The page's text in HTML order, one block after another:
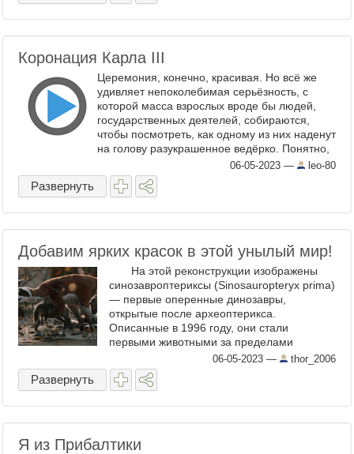
Коронация Карла III
Церемония, конечно, красивая. Но всё же
удивляет непоколебимая серьёзность, с
которой масса взрослых вроде бы людей,
государственных деятелей, собираются,
чтобы посмотреть, как одному из них наденут
на голову разукрашенное ведёрко. Понятно,
что здесь не только дань традиции, но и ...
06-05-2023 — leo-80
Развернуть
Добавим ярких красок в этой унылый мир!
На этой реконструкции изображены
синозавроптериксы (Sinosauropteryx prima)
— первые оперенные динозавры,
открытые после археоптерикса.
Описанные в 1996 году, они стали
первыми животными за пределами
эволюционной линии птиц, у которых было
найдено ...
06-05-2023 — thor_2006
Развернуть
Я из Прибалтики